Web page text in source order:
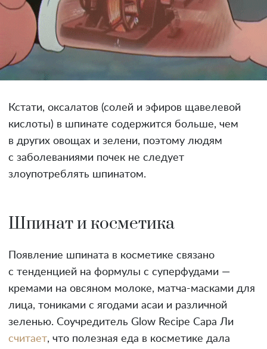
Кстати, оксалатов (солей и эфиров щавелевой
кислоты) в шпинате содержится больше, чем
в других овощах и зелени, поэтому людям
с заболеваниями почек не следует
злоупотреблять шпинатом.
Шпинат и косметика
Появление шпината в косметике связано
с тенденцией на формулы с суперфудами —
кремами на овсяном молоке, матча-масками для
лица, тониками с ягодами асаи и различной
зеленью. Соучредитель Glow Recipe Сара Ли
считает, что полезная еда в косметике дала